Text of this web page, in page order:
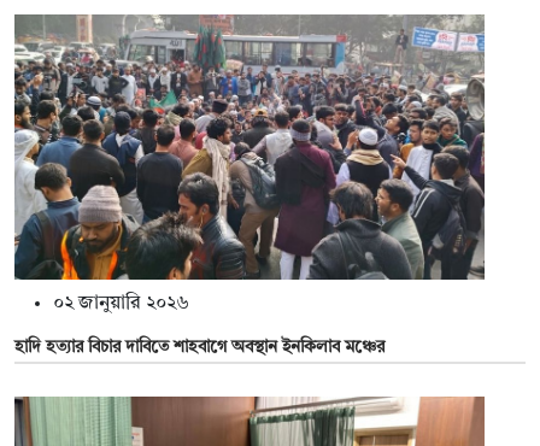
০২ জানুয়ারি ২০২৬
হাদি হত্যার বিচার দাবিতে শাহবাগে অবস্থান ইনকিলাব মঞ্চের